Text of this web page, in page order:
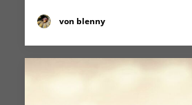
von blenny